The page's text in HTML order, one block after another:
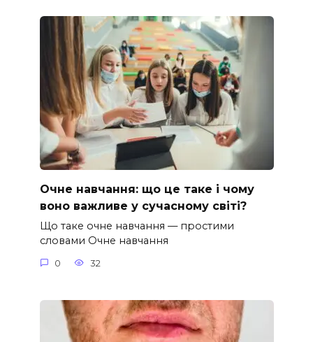
Очне навчання: що це таке і чому
воно важливе у сучасному світі?
Що таке очне навчання — простими
словами Очне навчання
0 32